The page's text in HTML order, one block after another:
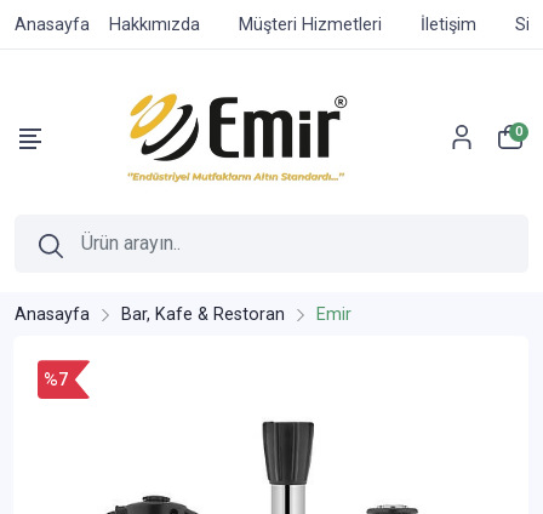
Anasayfa Hakkımızda Müşteri Hizmetleri İletişim
0
Anasayfa Bar, Kafe & Restoran Emir
%7